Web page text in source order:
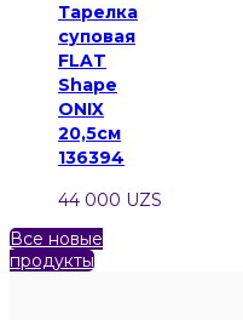
Тарелка
суповая
FLAT
Shape
ONIX
20,5см
136394
44 000 UZS
Все новые
продукты